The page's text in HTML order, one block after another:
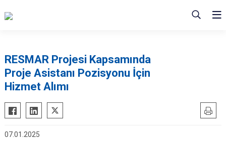
RESMAR Projesi Kapsamında
Proje Asistanı Pozisyonu İçin
Hizmet Alımı
07.01.2025